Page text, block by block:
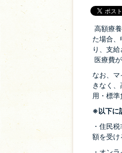
高額療
た場合
り、支
医療費
なお、
きなく
用・標
※以下に
・住民
額を受け